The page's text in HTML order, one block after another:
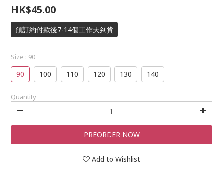
HK$45.00
預訂約付款後7-14個工作天到貨
Size : 90
90 100 110 120 130 140
Quantity
PREORDER NOW
Add to Wishlist